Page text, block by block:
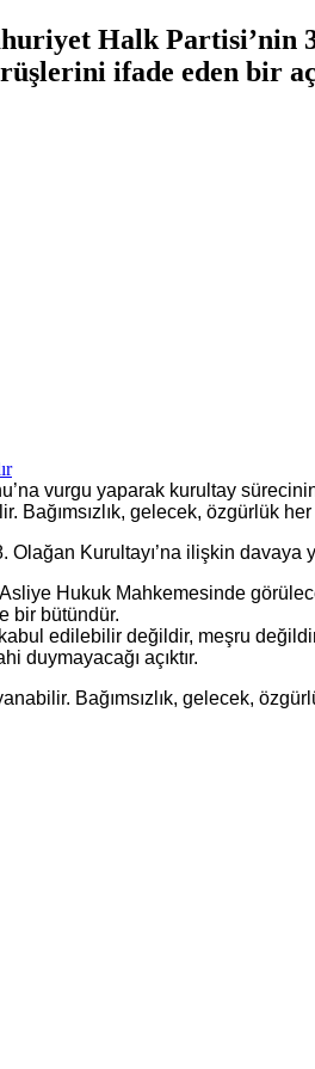
Halk Partisi’nin
ifade eden bir
vurgu yaparak kurultay
Bağımsızlık, gelecek, özgürlük
Kurultayı’na ilişkin davaya
Hukuk Mahkemesinde
bir bütündür.
edilebilir değildir, meşru
duymayacağı açıktır.
Bağımsızlık, gelecek,